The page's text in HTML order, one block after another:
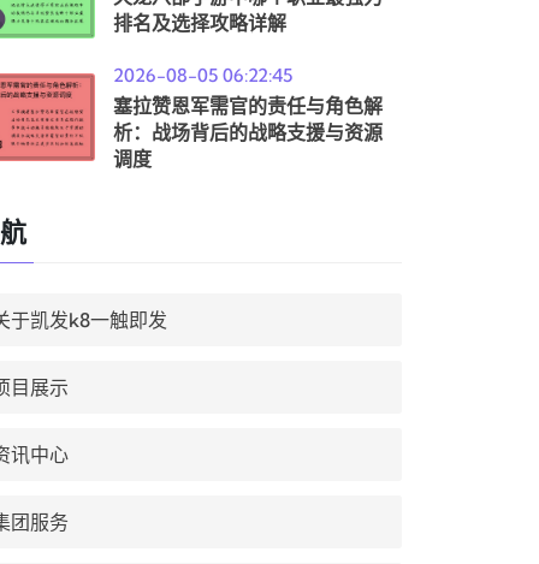
排名及选择攻略详解
2026-08-05 06:22:45
塞拉赞恩军需官的责任与角色解
析：战场背后的战略支援与资源
调度
于凯发k8一触即发
目展示
讯中心
团服务